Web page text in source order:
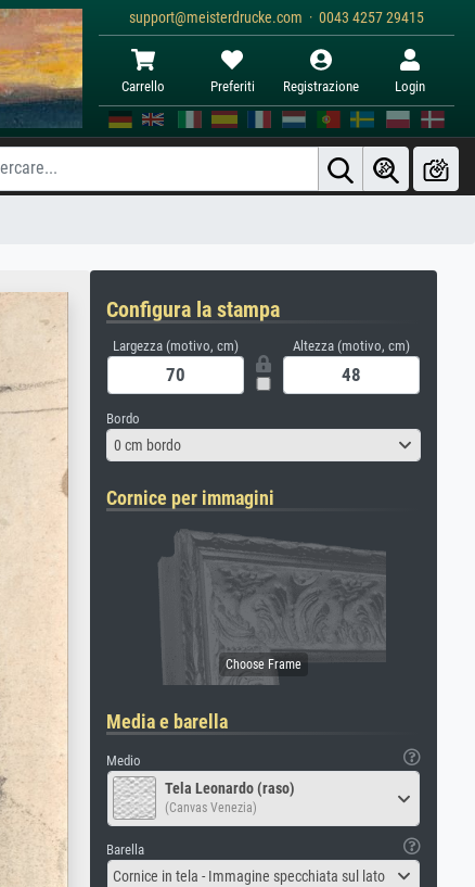
support@meisterdrucke.com · 0043 4257 29415
Carrello Preferiti Registrazione Login
Configura la stampa
Largezza (motivo, cm) Altezza (motivo, cm)
Bordo
0 cm bordo
Cornice per immagini
Media e barella
Medio
Tela Leonardo (raso)
(Canvas Venezia)
Barella
Cornice in tela - Immagine specchiata sul lato